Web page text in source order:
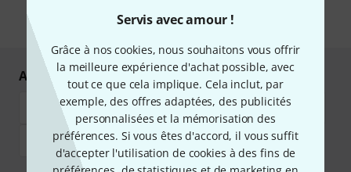
Servis avec amour !
Grâce à nos cookies, nous souhaitons vous offrir
la meilleure expérience d'achat possible, avec
tout ce que cela implique. Cela inclut, par
exemple, des offres adaptées, des publicités
personnalisées et la mémorisation des
préférences. Si vous êtes d'accord, il vous suffit
d'accepter l'utilisation de cookies à des fins de
* Requis
Achetez et payez en toute sécurité